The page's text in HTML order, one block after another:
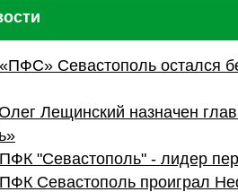
«ПФС» Севастополь остался
Лещинский назначен
ПФК "Севастополь" - лидер
ПФК Севастополь проиграл